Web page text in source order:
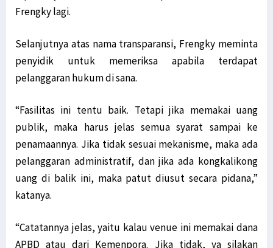
Frengky lagi.
Selanjutnya atas nama transparansi, Frengky meminta
penyidik untuk memeriksa apabila terdapat
pelanggaran hukum di sana.
“Fasilitas ini tentu baik. Tetapi jika memakai uang
publik, maka harus jelas semua syarat sampai ke
penamaannya. Jika tidak sesuai mekanisme, maka ada
pelanggaran administratif, dan jika ada kongkalikong
uang di balik ini, maka patut diusut secara pidana,”
katanya.
“Catatannya jelas, yaitu kalau venue ini memakai dana
APBD atau dari Kemenpora. Jika tidak, ya silakan